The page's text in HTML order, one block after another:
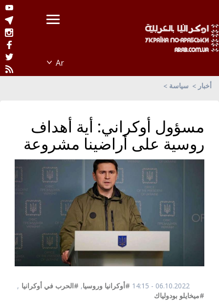
أخبار سياسة
مسؤول أوكراني: أية أهداف
روسية على أراضينا مشروعة
06.10.2022 - 14:15 #أوكرانيا وروسيا, #الحرب في أوكرانيا ,
#ميخايلو بودولياك